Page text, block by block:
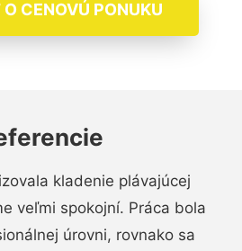
CENOVÚ PONUKU
kladenie plávajúcej
veľmi spokojní. Práca bola
úrovni, rovnako sa